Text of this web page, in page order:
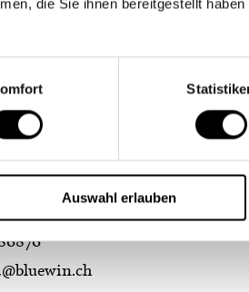
die Sie ihnen bereitgestellt
Auswahl erlauben